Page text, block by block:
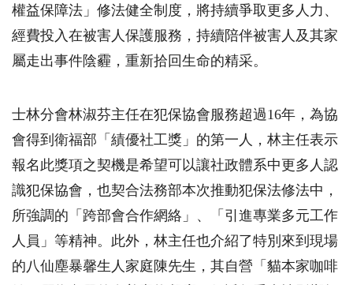
權益保障法」修法健全制度，將持續爭取更多人力、
經費投入在被害人保護服務，持續陪伴被害人及其家
屬走出事件陰霾，重新拾回生命的精采。
士林分會林淑芬主任在犯保協會服務超過16年，為協
會得到衛福部「績優社工獎」的第一人，林主任表示
報名此獎項之契機是希望可以讓社政體系中更多人認
識犯保協會，也契合法務部本次推動犯保法修法中，
所強調的「跨部會合作網絡」、「引進專業多元工作
人員」等精神。此外，林主任也介紹了特別來到現場
的八仙塵暴馨生人家庭陳先生，其自營「貓本家咖啡